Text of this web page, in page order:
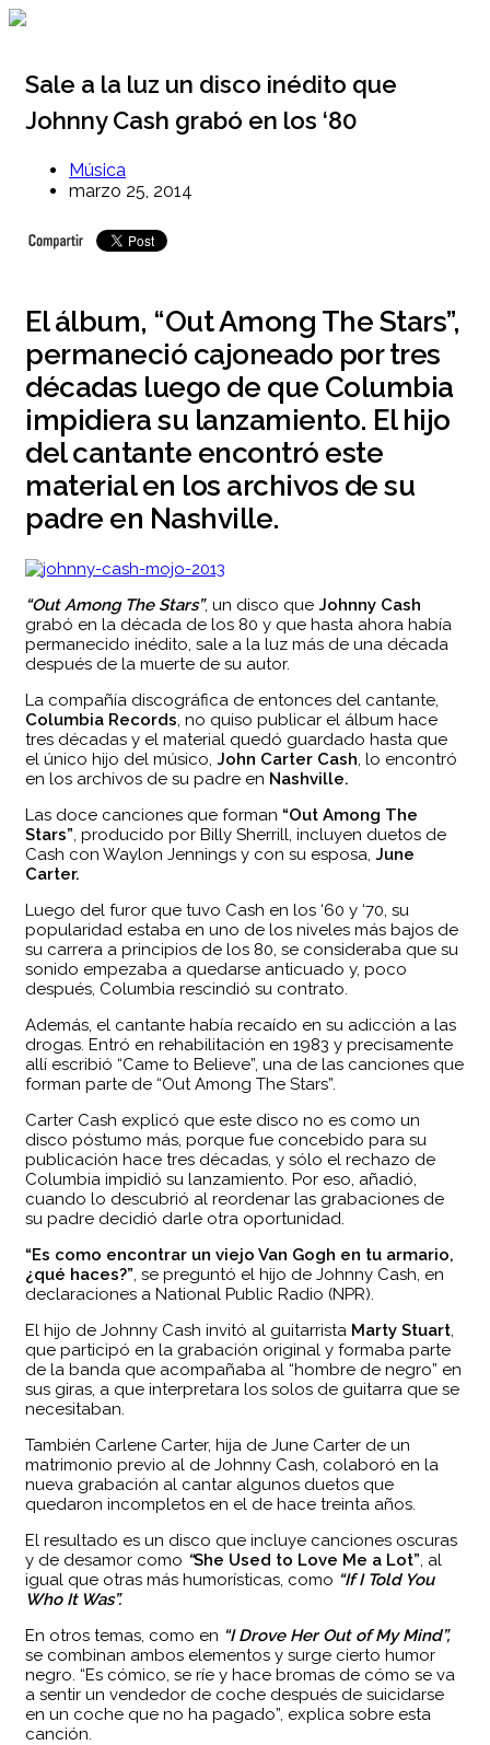
Ir
Sale a la luz un disco inédito que
Johnny Cash grabó en los ‘80
Música
marzo 25, 2014
El álbum, “Out Among The Stars”,
permaneció cajoneado por tres
décadas luego de que Columbia
impidiera su lanzamiento. El hijo
del cantante encontró este
material en los archivos de su
padre en Nashville.
“Out Among The Stars”, un disco que Johnny Cash
grabó en la década de los 80 y que hasta ahora había
permanecido inédito, sale a la luz más de una década
después de la muerte de su autor.
La compañía discográfica de entonces del cantante,
Columbia Records, no quiso publicar el álbum hace
tres décadas y el material quedó guardado hasta que
el único hijo del músico, John Carter Cash, lo encontró
en los archivos de su padre en Nashville.
Las doce canciones que forman “Out Among The
Stars”, producido por Billy Sherrill, incluyen duetos de
Cash con Waylon Jennings y con su esposa, June
Carter.
Luego del furor que tuvo Cash en los ‘60 y ‘70, su
popularidad estaba en uno de los niveles más bajos de
su carrera a principios de los 80, se consideraba que su
sonido empezaba a quedarse anticuado y, poco
después, Columbia rescindió su contrato.
Además, el cantante había recaído en su adicción a las
drogas. Entró en rehabilitación en 1983 y precisamente
allí escribió “Came to Believe”, una de las canciones que
forman parte de “Out Among The Stars”.
Carter Cash explicó que este disco no es como un
disco póstumo más, porque fue concebido para su
publicación hace tres décadas, y sólo el rechazo de
Columbia impidió su lanzamiento. Por eso, añadió,
cuando lo descubrió al reordenar las grabaciones de
su padre decidió darle otra oportunidad.
“Es como encontrar un viejo Van Gogh en tu armario,
¿qué haces?”, se preguntó el hijo de Johnny Cash, en
declaraciones a National Public Radio (NPR).
El hijo de Johnny Cash invitó al guitarrista Marty Stuart,
que participó en la grabación original y formaba parte
de la banda que acompañaba al “hombre de negro” en
sus giras, a que interpretara los solos de guitarra que se
necesitaban.
También Carlene Carter, hija de June Carter de un
matrimonio previo al de Johnny Cash, colaboró en la
nueva grabación al cantar algunos duetos que
quedaron incompletos en el de hace treinta años.
El resultado es un disco que incluye canciones oscuras
y de desamor como “She Used to Love Me a Lot”, al
igual que otras más humorísticas, como “If I Told You
Who It Was”.
En otros temas, como en “I Drove Her Out of My Mind”,
se combinan ambos elementos y surge cierto humor
negro. “Es cómico, se ríe y hace bromas de cómo se va
a sentir un vendedor de coche después de suicidarse
en un coche que no ha pagado”, explica sobre esta
canción.